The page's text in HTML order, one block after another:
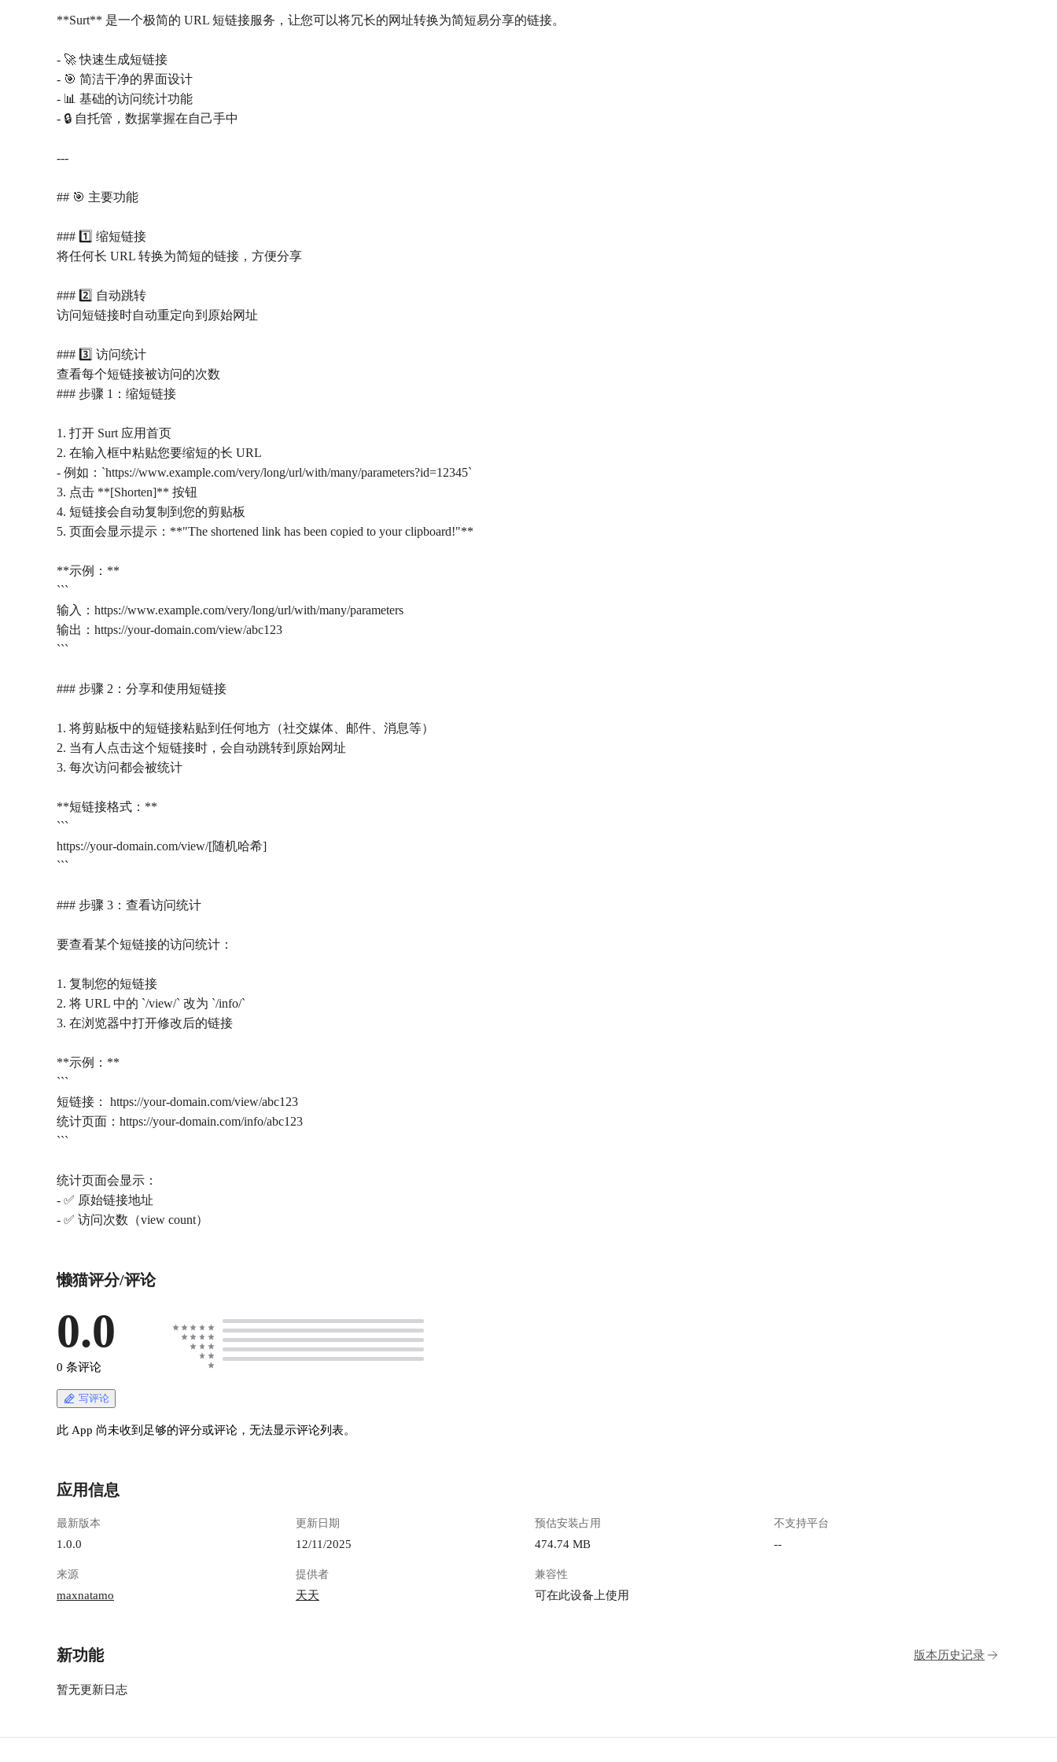
**Surt** 是一个极简的 URL 短链接服务，让您可以将冗长的网址转换为简短易分享的链接。
- 🚀 快速生成短链接
- 🎯 简洁干净的界面设计
- 📊 基础的访问统计功能
- 🔒 自托管，数据掌握在自己手中
---
## 🎯 主要功能
### 1️⃣ 缩短链接
将任何长 URL 转换为简短的链接，方便分享
### 2️⃣ 自动跳转
访问短链接时自动重定向到原始网址
### 3️⃣ 访问统计
查看每个短链接被访问的次数
### 步骤 1：缩短链接
1. 打开 Surt 应用首页
2. 在输入框中粘贴您要缩短的长 URL
- 例如：`https://www.example.com/very/long/url/with/many/parameters?id=12345`
3. 点击 **[Shorten]** 按钮
4. 短链接会自动复制到您的剪贴板
5. 页面会显示提示：**"The shortened link has been copied to your clipboard!"**
**示例：**
```
输入：https://www.example.com/very/long/url/with/many/parameters
输出：https://your-domain.com/view/abc123
```
### 步骤 2：分享和使用短链接
1. 将剪贴板中的短链接粘贴到任何地方（社交媒体、邮件、消息等）
2. 当有人点击这个短链接时，会自动跳转到原始网址
3. 每次访问都会被统计
**短链接格式：**
```
https://your-domain.com/view/[随机哈希]
```
### 步骤 3：查看访问统计
要查看某个短链接的访问统计：
1. 复制您的短链接
2. 将 URL 中的 `/view/` 改为 `/info/`
3. 在浏览器中打开修改后的链接
**示例：**
```
短链接： https://your-domain.com/view/abc123
统计页面：https://your-domain.com/info/abc123
```
统计页面会显示：
- ✅ 原始链接地址
懒猫评分/评论
0.0
0 条评论
写评论
此 App 尚未收到足够的评分或评论，无法显示评论列表。
应用信息
最新版本
1.0.0
更新日期
12/11/2025
预估安装占用
474.74 MB
不支持平台
--
来源
maxnatamo
提供者
天天
兼容性
可在此设备上使用
新功能 版本历史记录
暂无更新日志